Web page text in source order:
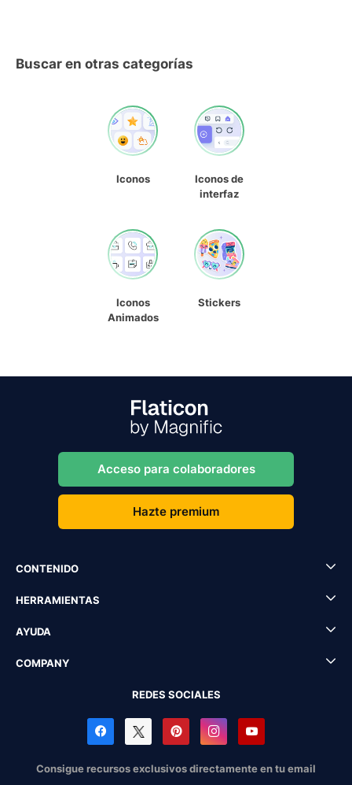
Buscar en otras categorías
Iconos
Iconos de
interfaz
Iconos
Animados
Stickers
Acceso para colaboradores
Hazte premium
CONTENIDO
HERRAMIENTAS
AYUDA
COMPANY
REDES SOCIALES
Consigue recursos exclusivos directamente en tu email